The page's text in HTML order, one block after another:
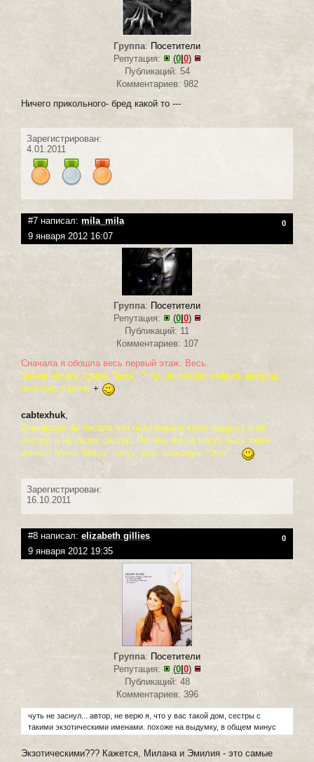
Группа: Посетители
Репутация:
(0| 0)
Публикаций: 54
Комментариев: 982
Ничего прикольного- бред какой то ---
Зарегистрирован:
4.01.2011
#7 написал: mila_mila 0
9 января 2012 16:07
Группа: Посетители
Репутация:
(0| 0)
Публикаций: 11
Комментариев: 107
Сначала я обошла весь первый этаж. Весь.
Зачем писать 2 раза "весь" ? Ну, не люблю ставить минусы,
поэтому, ловите +
cabtexhuk
Она вроде бы писала что она позвала свою подругу и её
сестру, а не своих сестёр. Почему же не могут быть такие
имена? Меня "Мила" зовут, мою знакомую "Эля"...
Зарегистрирован:
16.10.2011
#8 написал: elizabeth gillies 0
9 января 2012 19:35
Группа: Посетители
Репутация:
(0| 0)
Публикаций: 48
Комментариев: 396
чуть не заснул... автор, не верю я, что у вас такой дом, сестры с
такими экзотическими именами. похоже на выдумку, в общем минус
Экзотическими??? Кажется, Милана и Эмилия - это самые